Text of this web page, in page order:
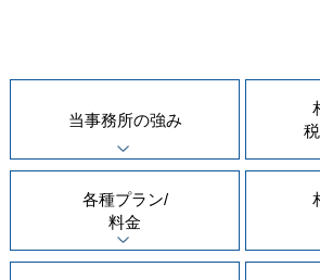
当事務所の強み
各種プラン/
料金